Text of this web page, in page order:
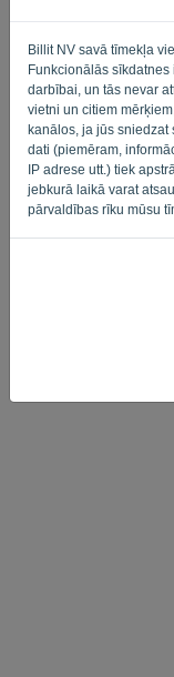
Billit NV savā tīmekļa
Funkcionālās
darbībai, un tās nevar
vietni un citiem
kanālos, ja jūs
dati (piemēram,
IP adrese utt.) tiek
jebkurā laikā varat
pārvaldības rīku mūsu
Atgādināt